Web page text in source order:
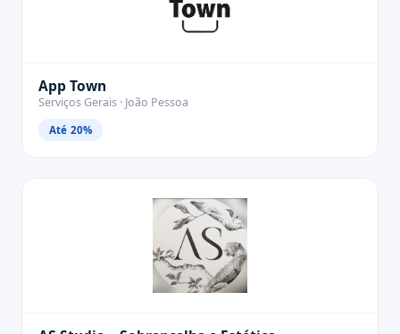
App Town
Serviços Gerais · João Pessoa
Até 20%